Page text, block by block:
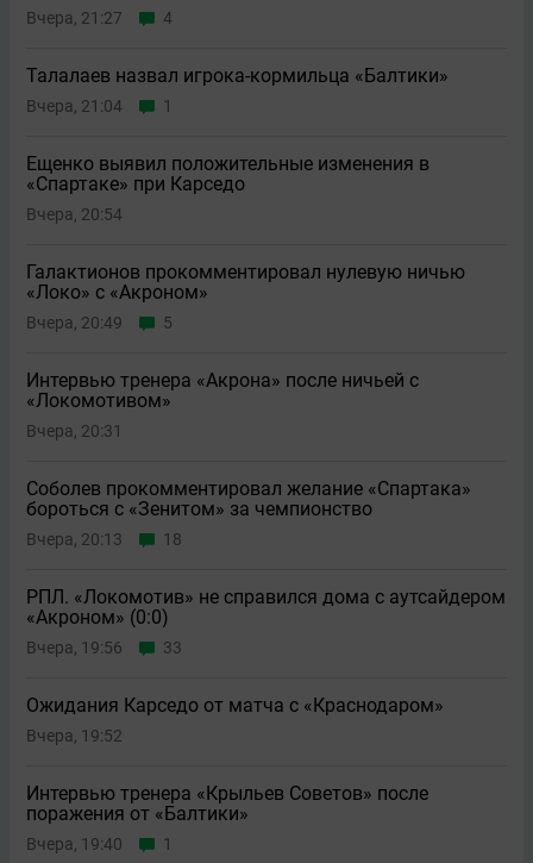
Вчера, 21:27 4
Талалаев назвал игрока-кормильца «Балтики»
Вчера, 21:04 1
Ещенко выявил положительные изменения в
«Спартаке» при Карседо
Вчера, 20:54
Галактионов прокомментировал нулевую ничью
«Локо» с «Акроном»
Вчера, 20:49 5
Интервью тренера «Акрона» после ничьей с
«Локомотивом»
Вчера, 20:31
Соболев прокомментировал желание «Спартака»
бороться с «Зенитом» за чемпионство
Вчера, 20:13 18
РПЛ. «Локомотив» не справился дома с аутсайдером
«Акроном» (0:0)
Вчера, 19:56 33
Ожидания Карседо от матча с «Краснодаром»
Вчера, 19:52
Интервью тренера «Крыльев Советов» после
поражения от «Балтики»
Вчера, 19:40 1